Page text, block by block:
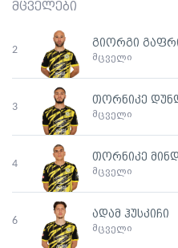
მცველები
2
გიორგი
მცველი
3
თორნიკე
მცველი
4
თორნიკე
მცველი
6
ადამ ჰუსკიჩი
მცველი